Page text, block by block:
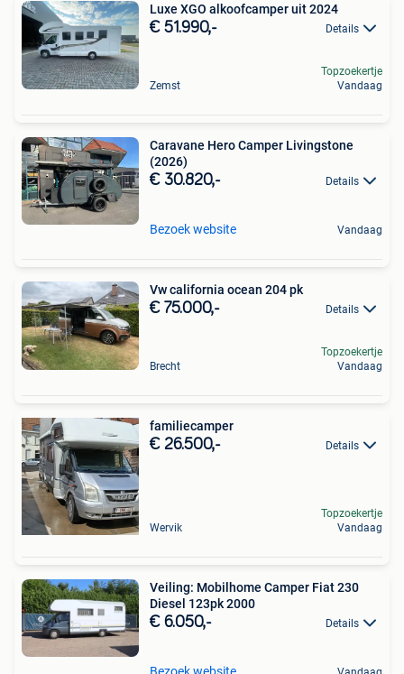
Luxe XGO alkoofcamper uit 2024
€ 51.990,- Details
Zemst
Topzoekertje
Vandaag
Caravane Hero Camper Livingstone
(2026)
€ 30.820,- Details
Bezoek website Vandaag
Vw california ocean 204 pk
€ 75.000,- Details
Brecht
Topzoekertje
Vandaag
familiecamper
€ 26.500,- Details
Wervik
Topzoekertje
Vandaag
Veiling: Mobilhome Camper Fiat 230
Diesel 123pk 2000
€ 6.050,- Details